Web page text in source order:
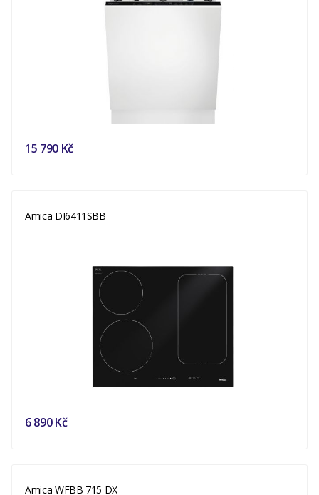
15 790 Kč
Amica DI6411SBB
6 890 Kč
Amica WFBB 715 DX